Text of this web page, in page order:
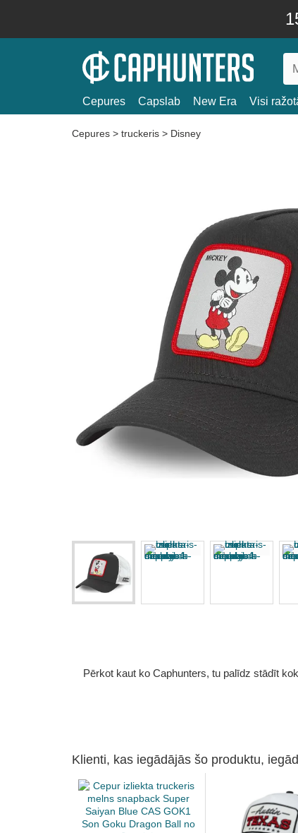
Cepures Capslab New Era Visi
Cepures > truckeris > Disney
Pērkot kaut ko Caphunters, tu palīdz stādīt
Klienti, kas iegādājās šo produktu,